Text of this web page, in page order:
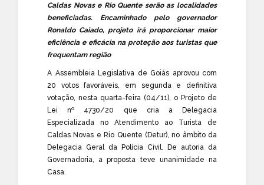
Caldas Novas e Rio Quente serão as localidades
beneficiadas. Encaminhado pelo governador
Ronaldo Caiado, projeto irá proporcionar maior
eficiência e eficácia na proteção aos turistas que
frequentam região
A Assembleia Legislativa de Goiás aprovou com
20 votos favoráveis, em segunda e definitiva
votação, nesta quarta-feira (04/11), o Projeto de
Lei nº 4730/20 que cria a Delegacia
Especializada no Atendimento ao Turista de
Caldas Novas e Rio Quente (Detur), no âmbito da
Delegacia Geral da Polícia Civil. De autoria da
Governadoria, a proposta teve unanimidade na
Casa.